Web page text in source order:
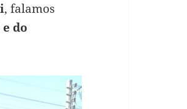
, falamos
do